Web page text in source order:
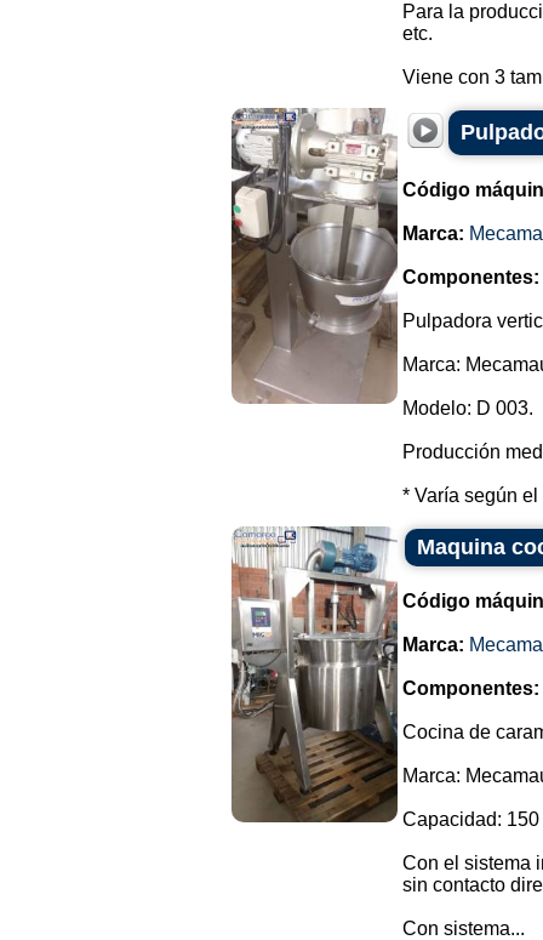
Para la
etc.
Viene con 3
Código
Marca:
Componentes:
Pulpadora
Marca:
Modelo: D 003.
Producción
* Varía según
Maquina
Código
Marca:
Componentes:
Cocina de
Marca:
Capacidad: 150
Con el sistema
sin contacto
Con sistema...